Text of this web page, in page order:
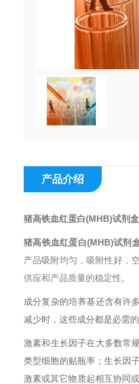
产品介绍
猪高铁血红蛋白(MHB)试剂盒
猪高铁血红蛋白(MHB)试剂
产品吸附均匀，吸附性好，
供应和产品质量的稳定性。
成分复杂的培养基还含有许
减少时，这些成分都是必需
激素和生长因子在大多数常
类型细胞的贴瓶率；生长因
激素或其它物质起相互协同